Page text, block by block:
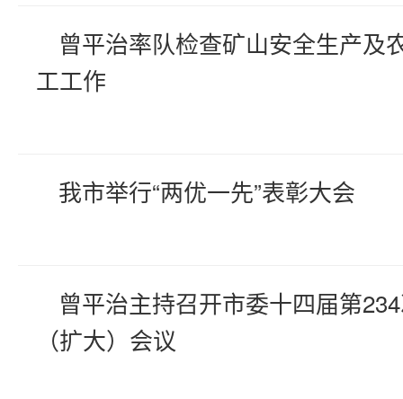
曾平治率队检查矿山安全生产及
工工作
我市举行“两优一先”表彰大会
曾平治主持召开市委十四届第
（扩大）会议